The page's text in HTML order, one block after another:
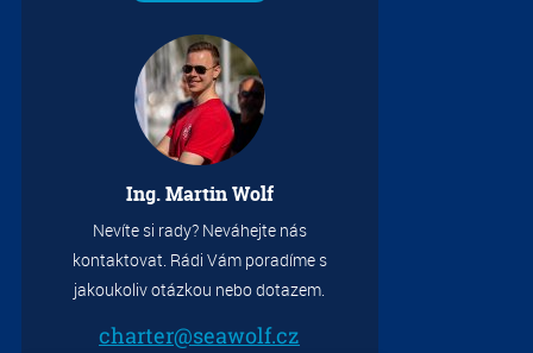
Ing. Martin Wolf
Nevíte si rady? Neváhejte nás
kontaktovat. Rádi Vám poradíme s
jakoukoliv otázkou nebo dotazem.
charter@seawolf.cz